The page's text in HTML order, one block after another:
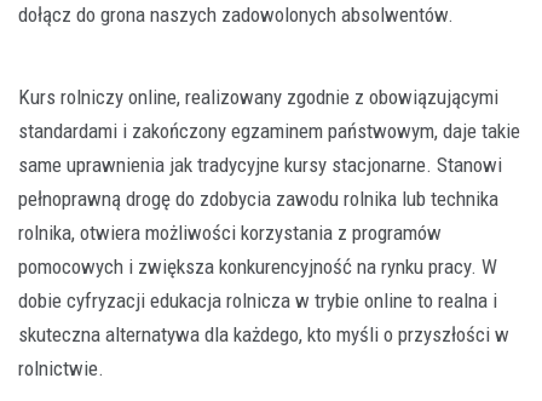
dołącz do grona naszych zadowolonych absolwentów.
Kurs rolniczy online, realizowany zgodnie z obowiązującymi
standardami i zakończony egzaminem państwowym, daje takie
same uprawnienia jak tradycyjne kursy stacjonarne. Stanowi
pełnoprawną drogę do zdobycia zawodu rolnika lub technika
rolnika, otwiera możliwości korzystania z programów
pomocowych i zwiększa konkurencyjność na rynku pracy. W
dobie cyfryzacji edukacja rolnicza w trybie online to realna i
skuteczna alternatywa dla każdego, kto myśli o przyszłości w
rolnictwie.